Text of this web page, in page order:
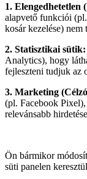
1. Elengedhetetlen
alapvető funkciói
kosár kezelése)
2. Statisztikai sütik:
Analytics), hogy
fejleszteni tudjuk az
3. Marketing
(pl. Facebook
relevánsabb
Ön bármikor
süti panelen